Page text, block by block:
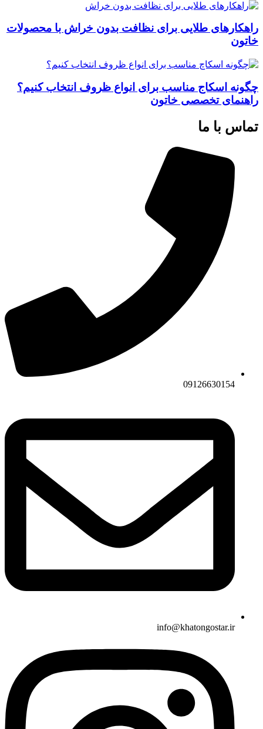
راهکارهای طلایی برای نظافت بدون خراش با محصولات
خاتون
چگونه اسکاج مناسب برای انواع ظروف انتخاب کنیم؟
راهنمای تخصصی خاتون
تماس با ما
09126630154
info@khatongostar.ir